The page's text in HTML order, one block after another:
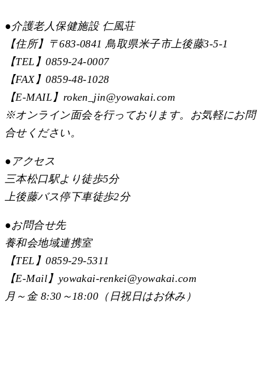
●介護老人保健施設 仁風荘
【住所】〒683-0841 鳥取県米子市上後藤3-5-1
【TEL】0859-24-0007
【FAX】0859-48-1028
【E-MAIL】roken_jin@yowakai.com
※オンライン面会を行っております。お気軽にお問
合せください。
● アクセス
三本松口駅より徒歩5分
上後藤バス停下車徒歩2分
●お問合せ先
養和会地域連携室
【TEL】0859-29-5311
【E-Mail】yowakai-renkei@yowakai.com
月～金 8:30～18:00（日祝日はお休み）